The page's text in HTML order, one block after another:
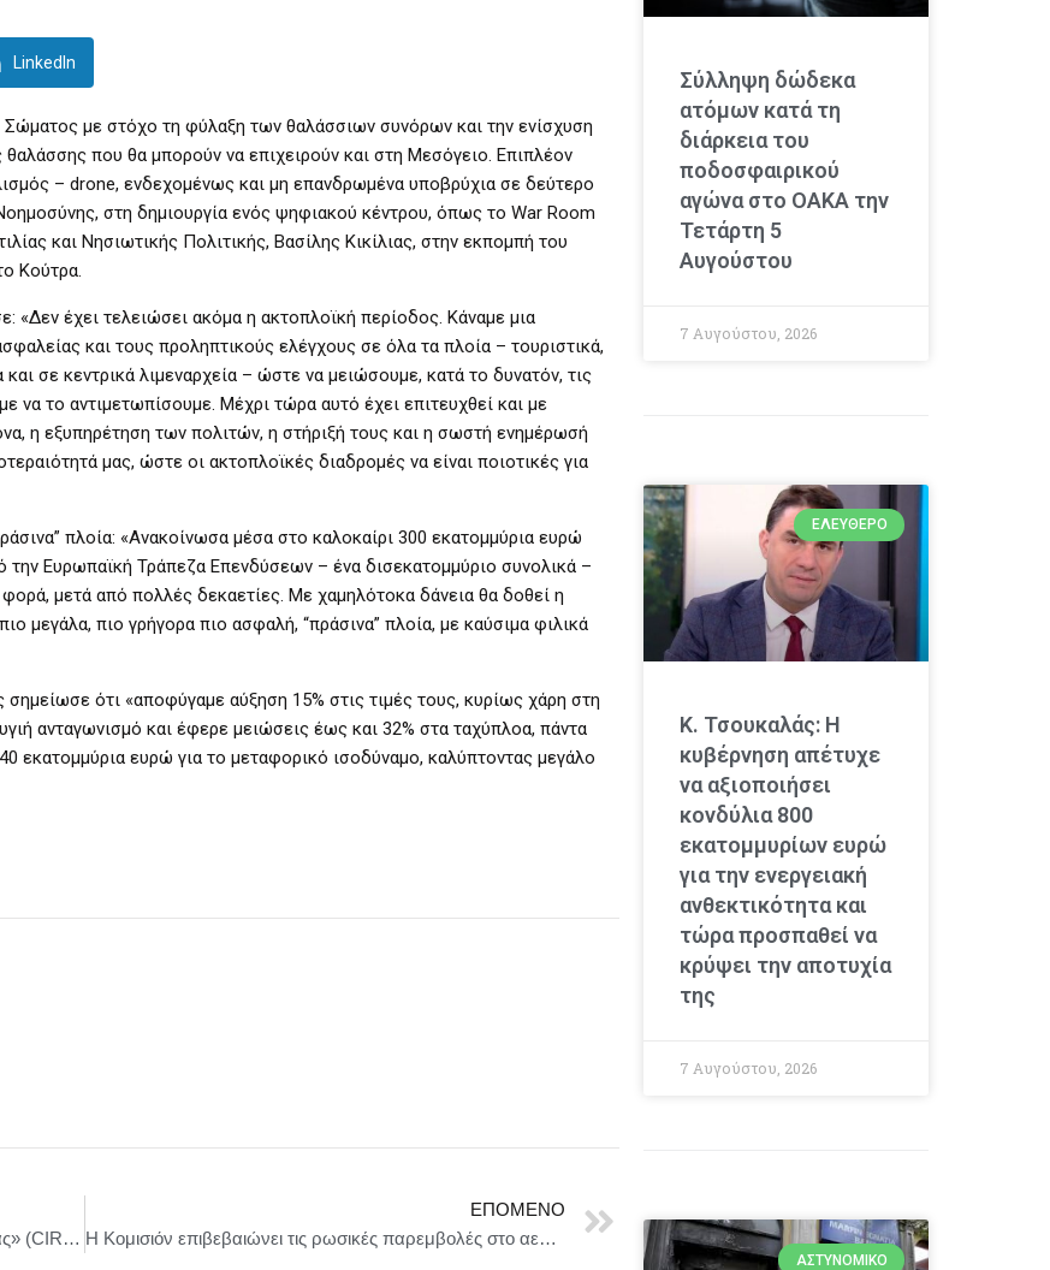
LinkedIn
Σώματος με στόχο τη φύλαξη των θαλάσσιων συνόρων και την ενίσχυση
που θα μπορούν να επιχειρούν και στη Μεσόγειο. Επιπλέον
– drone, ενδεχομένως και μη επανδρωμένα υποβρύχια σε δεύτερο
στη δημιουργία ενός ψηφιακού κέντρου, όπως το War Room
και Νησιωτικής Πολιτικής, Βασίλης Κικίλιας, στην εκπομπή του
Κούτρα.
«Δεν έχει τελειώσει ακόμα η ακτοπλοϊκή περίοδος. Κάναμε μια
και τους προληπτικούς ελέγχους σε όλα τα πλοία – τουριστικά,
σε κεντρικά λιμεναρχεία – ώστε να μειώσουμε, κατά το δυνατόν, τις
να το αντιμετωπίσουμε. Μέχρι τώρα αυτό έχει επιτευχθεί και με
η εξυπηρέτηση των πολιτών, η στήριξή τους και η σωστή ενημέρωσή
μας, ώστε οι ακτοπλοϊκές διαδρομές να είναι ποιοτικές για
πλοία: «Ανακοίνωσα μέσα στο καλοκαίρι 300 εκατομμύρια ευρώ
Ευρωπαϊκή Τράπεζα Επενδύσεων – ένα δισεκατομμύριο συνολικά –
μετά από πολλές δεκαετίες. Με χαμηλότοκα δάνεια θα δοθεί η
μεγάλα, πιο γρήγορα πιο ασφαλή, “πράσινα” πλοία, με καύσιμα φιλικά
σημείωσε ότι «αποφύγαμε αύξηση 15% στις τιμές τους, κυρίως χάρη στη
ανταγωνισμό και έφερε μειώσεις έως και 32% στα ταχύπλοα, πάντα
εκατομμύρια ευρώ για το μεταφορικό ισοδύναμο, καλύπτοντας μεγάλο
Νίκος Παπαθανάσης : Πάρκο Κυκλικής Οικονομίας» (CIRCLE) με προϋπολογισμό 1.987.896,42 ευρώ
ΕΠΌΜΕΝΟ
Η Κομισιόν επιβεβαιώνει τις ρωσικές παρεμβολές στο αεροπλάνο της φον ντερ Λάιεν
Σύλληψη δώδεκα
ατόμων κατά τη
διάρκεια του
ποδοσφαιρικού
αγώνα στο ΟΑΚΑ την
Τετάρτη 5
Αυγούστου
7 Αυγούστου, 2026
ΕΛΕΎΘΕΡΟ
Κ. Τσουκαλάς: Η
κυβέρνηση απέτυχε
να αξιοποιήσει
κονδύλια 800
εκατομμυρίων ευρώ
για την ενεργειακή
ανθεκτικότητα και
τώρα προσπαθεί να
κρύψει την αποτυχία
της
7 Αυγούστου, 2026
ΑΣΤΥΝΟΜΙΚΌ